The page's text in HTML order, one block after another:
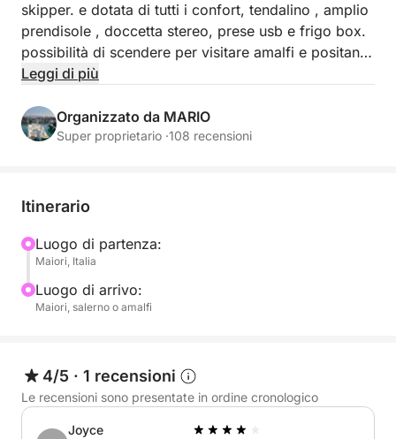
skipper. e dotata di tutti i confort, tendalino , amplio
prendisole , doccetta stereo, prese usb e frigo box.
possibilità di scendere per visitare amalfi e positano.
vi sarà consigliato un ristorante se volete pranzare
bordo e fare il bagno in insenature caratteristiche.
Leggi di più
Organizzato da MARIO
Super proprietario ·108 recensioni
Itinerario
Luogo di partenza:
Maiori, Italia
Luogo di arrivo:
Maiori, salerno o amalfi
4/5 · 1 recensioni
Le recensioni sono presentate in ordine cronologico
Joyce